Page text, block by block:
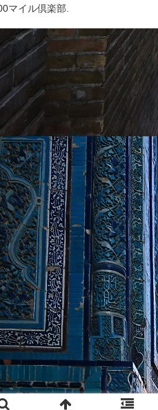
マイル倶楽部.